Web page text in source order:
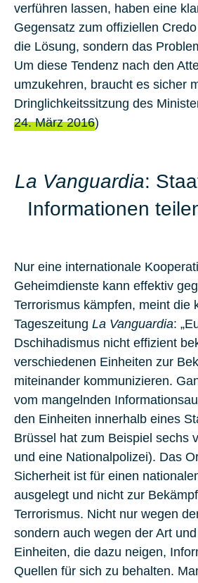
verführen lassen, haben eine
Gegensatz zum offiziellen
die Lösung, sondern das
Um diese Tendenz nach den
umzukehren, braucht es sicher
Dringlichkeitssitzung des
24. März 2016)
La Vanguardia:
Informationen
Nur eine internationale
Geheimdienste kann effektiv
Terrorismus kämpfen, meint die
Tageszeitung La Vanguardia:
Dschihadismus nicht effizient
verschiedenen Einheiten zur
miteinander kommunizieren.
vom mangelnden
den Einheiten innerhalb eines
Brüssel hat zum Beispiel sechs
und eine Nationalpolizei). Das
Sicherheit ist für einen
ausgelegt und nicht zur
Terrorismus. Nicht nur wegen
sondern auch wegen der Art
Einheiten, die dazu neigen,
Quellen für sich zu behalten.